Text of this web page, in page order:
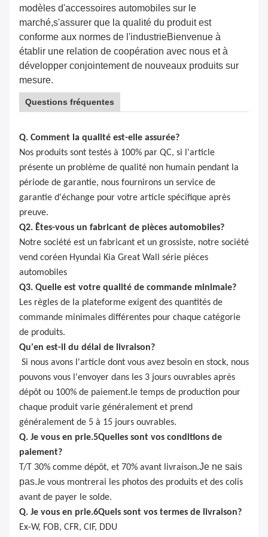
modèles d'accessoires automobiles sur le
marché,s'assurer que la qualité du produit est
conforme aux normes de l'industrieBienvenue à
établir une relation de coopération avec nous et à
développer conjointement de nouveaux produits sur
mesure.
Questions fréquentes
Q. Comment la qualité est-elle assurée?
Nos produits sont testés à 100% par QC, si l'article
présente un problème de qualité non humain pendant la
période de garantie, nous fournirons un service de
garantie d'échange pour votre article spécifique après
preuve.
Q2. Êtes-vous un fabricant de pièces automobiles?
Notre société est un fabricant et un grossiste, notre société
vend coréen Hyundai Kia Great Wall série pièces
automobiles
Q3. Quelle est votre qualité de commande minimale?
Les règles de la plateforme exigent des quantités de
commande minimales différentes pour chaque catégorie
de produits.
Qu'en est-il du délai de livraison?
Si nous avons l'article dont vous avez besoin en stock, nous
pouvons vous l'envoyer dans les 3 jours ouvrables après
dépôt ou 100% de paiement.le temps de production pour
chaque produit varie généralement et prend
généralement de 5 à 15 jours ouvrables.
Q. Je vous en prie.5Quelles sont vos conditions de
paiement?
T/T 30% comme dépôt, et 70% avant livraison.Je ne sais
pas.Je vous montrerai les photos des produits et des colis
avant de payer le solde.
Q. Je vous en prie.6Quels sont vos termes de livraison?
Ex-W, FOB, CFR, CIF, DDU